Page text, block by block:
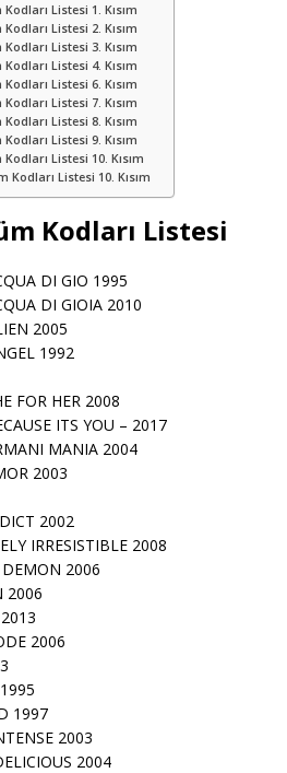
Listesi 1. Kısım
Listesi 2. Kısım
Listesi 3. Kısım
Listesi 4. Kısım
Listesi 6. Kısım
Listesi 7. Kısım
Listesi 8. Kısım
Listesi 9. Kısım
Listesi 10. Kısım
Kodları Listesi 10. Kısım
Kodları Listesi
DI GIO 1995
DI GIOIA 2010
2005
1992
FOR HER 2008
ITS YOU – 2017
MANIA 2004
2003
2002
IRRESISTIBLE 2008
DEMON 2006
2006
2006
1997
2003
2004